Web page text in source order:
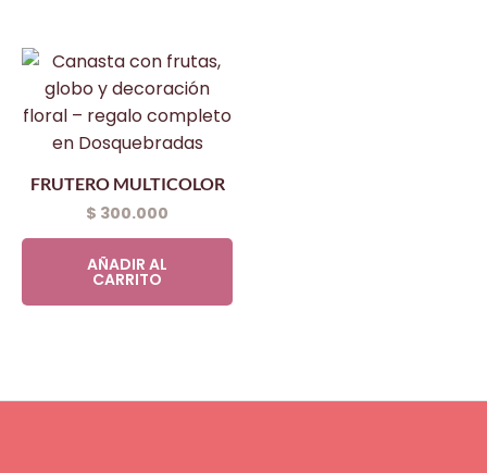
FRUTERO MULTICOLOR
$ 300.000
AÑADIR AL
CARRITO